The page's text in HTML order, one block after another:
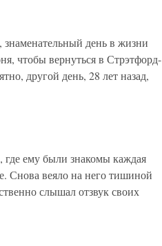
день в жизни
чтобы вернуться в Стрэтфорд-
другой день, 28 лет назад,
ему были знакомы каждая
Снова веяло на него тишиной
слышал отзвук своих